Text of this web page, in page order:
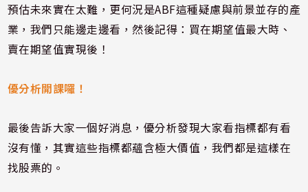
預估未來實在太難，更何況是ABF這種疑慮與前景並存的產
業，我們只能邊走邊看，然後記得：買在期望值最大時、
賣在期望值實現後！
優分析開課囉！
最後告訴大家一個好消息，優分析發現大家看指標都有看
沒有懂，其實這些指標都蘊含極大價值，我們都是這樣在
找股票的。